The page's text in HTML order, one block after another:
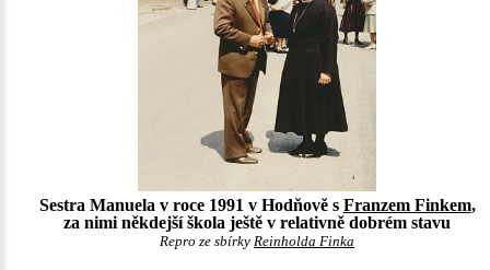
Sestra Manuela v roce 1991 v Hodňově s Franzem Finkem,
za nimi někdejší škola ještě v relativně dobrém stavu
Repro ze sbírky Reinholda Finka